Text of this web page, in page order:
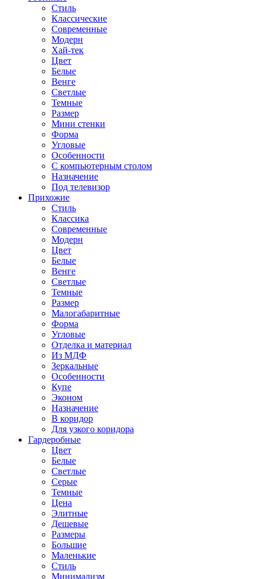
Стиль
Классические
Современные
Модерн
Хай-тек
Цвет
Белые
Венге
Светлые
Темные
Размер
Мини стенки
Форма
Угловые
Особенности
С компьютерным столом
Назначение
Под телевизор
Прихожие
Стиль
Классика
Современные
Модерн
Цвет
Белые
Венге
Светлые
Темные
Размер
Малогабаритные
Форма
Угловые
Отделка и материал
Из МДФ
Зеркальные
Особенности
Купе
Эконом
Назначение
В коридор
Для узкого коридора
Гардеробные
Цвет
Белые
Светлые
Серые
Темные
Цена
Элитные
Дешевые
Размеры
Большие
Маленькие
Стиль
Минимализм